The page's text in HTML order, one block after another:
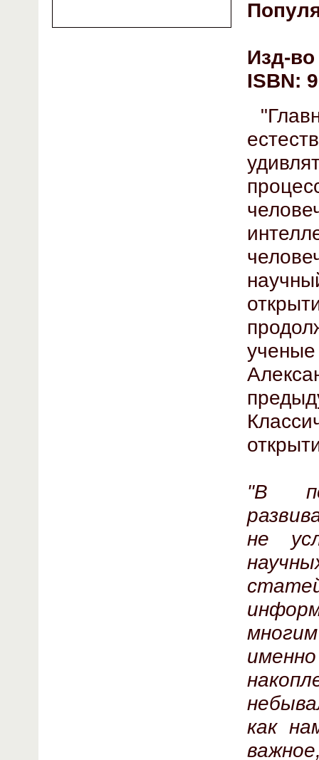
Изд-во
ISBN:
"В
не
как